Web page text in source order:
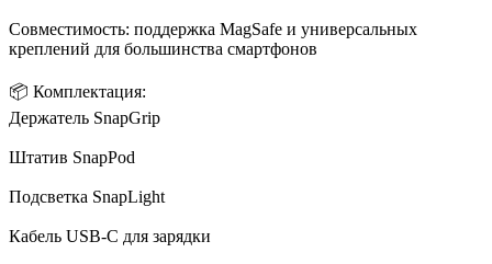
Совместимость: поддержка MagSafe и универсальных
креплений для большинства смартфонов​
📦 Комплектация:
Держатель SnapGrip​
Штатив SnapPod​
Подсветка SnapLight​
Кабель USB-C для зарядки​